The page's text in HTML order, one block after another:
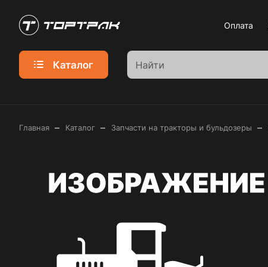
Оплата
Каталог
Главная – Каталог – Запчасти на тракторы и бульдозеры –